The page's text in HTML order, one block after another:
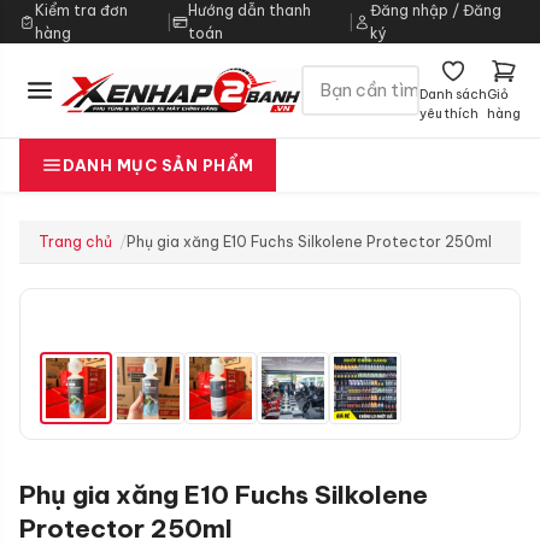
Kiểm tra đơn
hàng
|
Hướng dẫn thanh
toán
Đăng nhập / Đăng
ký
Danh sách
yêu thích
Giỏ
hàng
DANH MỤC SẢN PHẨM
Trang chủ Phụ gia xăng E10 Fuchs Silkolene Protector 250ml
Phụ gia xăng E10 Fuchs Silkolene
Protector 250ml